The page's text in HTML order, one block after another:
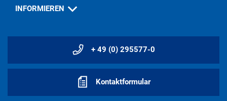
INFORMIEREN
+ 49 (0) 295577-0
Kontaktformular